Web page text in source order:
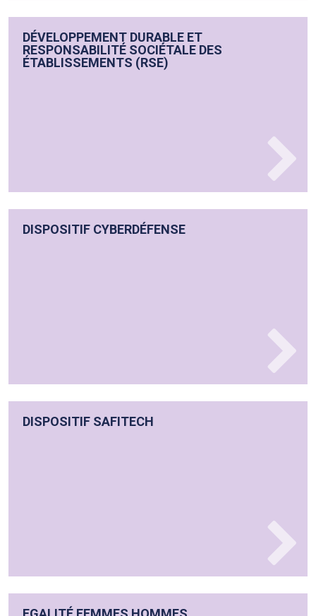
DÉVELOPPEMENT DURABLE ET
RESPONSABILITÉ SOCIÉTALE DES
ÉTABLISSEMENTS (RSE)
DISPOSITIF CYBERDÉFENSE
DISPOSITIF SAFITECH